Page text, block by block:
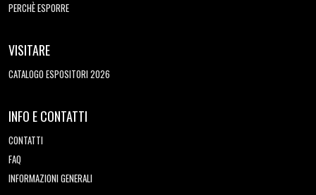
PERCHÈ ESPORRE
VISITARE
CATALOGO ESPOSITORI 2026
INFO E CONTATTI
CONTATTI
FAQ
INFORMAZIONI GENERALI